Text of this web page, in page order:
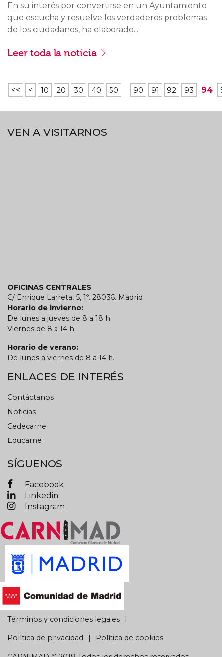
En su interés por convertirse en un Ayuntamiento
que escucha y resuelve los verdaderos problemas
de los ciudadanos, ha elaborado...
Leer toda la noticia
<< < 10 20 30 40 50 90 91 92 93 94
VEN A VISITARNOS
OFICINAS CENTRALES
C/ Enrique Larreta, 5, 1º. 28036. Madrid
Horario de invierno:
De lunes a jueves de 8 a 18 h.
Viernes de 8 a 14 h.
Horario de verano:
De lunes a viernes de 8 a 14 h.
ENLACES DE INTERÉS
Contáctanos
Noticias
Cedecarne
Educarne
SÍGUENOS
Facebook
Linkedin
Instagram
Términos y condiciones legales
Política de privacidad Política de cookies